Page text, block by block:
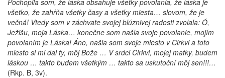
Pochopila som, že láska obsahuje všetky povolania, že láska je
všetko, že zahŕňa všetky časy a všetky miesta… slovom, že je
večná! Vtedy som v záchvate svojej blúznivej radosti zvolala: Ó,
Ježišu, moja Láska… konečne som našla svoje povolanie, mojím
povolaním je Láska! Áno, našla som svoje miesto v Cirkvi a toto
miesto si mi dal ty, môj Bože … V srdci Cirkvi, mojej matky, budem
láskou … takto budem všetkým … takto sa uskutoční môj sen!!!…
(Rkp. B, 3v).